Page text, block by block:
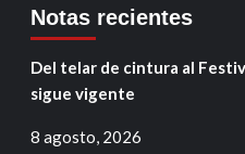
Notas recientes
Del telar de cintura al
sigue vigente
8 agosto, 2026